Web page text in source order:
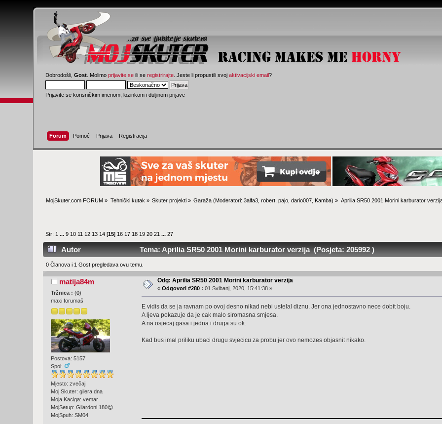
Dobrodošli,Gost . Molimoprijavite se ili seregistrirajte . Jeste li propustili svojaktivacijski email?
Prijavite se korisničkim imenom, lozinkom i duljinom prijave
Forum Pomoć Prijava Registracija
MojSkuter.com FORUM » Tehnički kutak » Skuter projekti » Garaža (Moderatori:3alfa3 ,robert ,pajo ,dario007 Kamba) » Aprilia SR50 2001 Morini karburator
Str: 1 ...9 10 11 12 13 14 [15] 16 17 18 19 20 21 ...27
Autor Tema: Aprilia SR50 2001 Morini karburator verzija (Posjeta: 205992 )
0 Članova i 1 Gost pregledava ovu temu.
matija84m
Tržnica :(0)
maxi forumaš
Postova: 5157
Spol:
Mjesto: zvečaj
Moj Skuter: gilera dna
Moja Kaciga: vemar
MojSetup: Gilardoni 180😉
MojSpuh: SM04
Odg: Aprilia SR50 2001 Morini karburator verzija
«Odgovori #280 : 01 Svibanj, 2020, 15:41:38 »
E vidis da se ja ravnam po ovoj desno nikad nebi ustelal diznu. Jer ona jednostavno nece dobit boju.
A ljeva pokazuje da je cak malo siromasna smjesa.
A na osjecaj gasa i jedna i druga su ok.
Kad bus imal priliku ubaci drugu svjecicu za probu jer ovo nemozes objasnit nikako.